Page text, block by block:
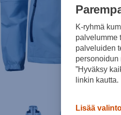
K-ryhmä
palvelumme
palveluiden
personoidun
”Hyväksy
linkin kautta.
Lisää